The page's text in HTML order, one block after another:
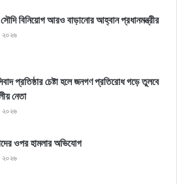
সৌদি বিনিয়োগ আরও বাড়ানোর আহ্বান প্রধানমন্ত্রীর
প্রতিষ্ঠার চেষ্টা হলে জনগণ প্রতিরোধ গড়ে তুলবে
নেতা
ওপর হামলার অভিযোগ